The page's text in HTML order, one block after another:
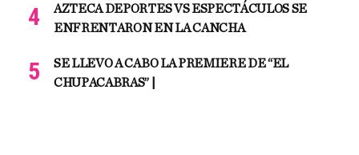
AZTECA DEPORTES VS ESPECTÁCULOS SE
ENFRENTARON EN LA CANCHA
SE LLEVO A CABO LA PREMIERE DE “EL
CHUPACABRAS” |